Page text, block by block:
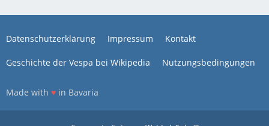
Datenschutzerklärung Impressum Kontakt
Geschichte der Vespa bei Wikipedia Nutzungsbedingungen
Made with ♥ in Bavaria